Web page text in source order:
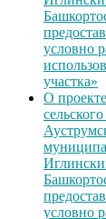
условно
участка»
О
условно